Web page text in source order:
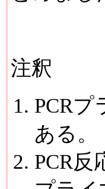
注釈
PCR
ある。
PCR